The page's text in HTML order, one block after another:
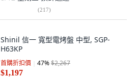
(217)
Shinil 信一 寬型電烤盤 中型, SGP-
H63KP
首購折扣價 47%$2,267
$1,197